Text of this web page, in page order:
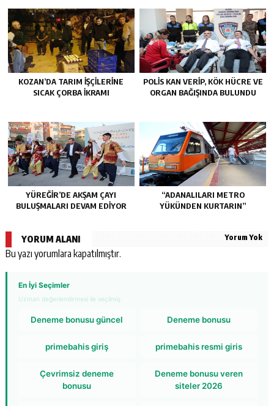
KOZAN’DA TARIM IŞÇILERINE
SICAK ÇORBA IKRAMI
POLİS KAN VERİP, KÖK HÜCRE VE
ORGAN BAĞIŞINDA BULUNDU
YÜREĞİR’DE AKŞAM ÇAYI
BULUŞMALARI DEVAM EDİYOR
“ADANALILARI METRO
YÜKÜNDEN KURTARIN”
YORUM ALANI Yorum Yok
Bu yazı yorumlara kapatılmıştır.
En İyi Seçimler
Uzman değerlendirmesi ile seçilmiş
Deneme bonusu güncel Deneme bonusu
primebahis giriş primebahis resmi giris
Çevrimsiz deneme
bonusu
Deneme bonusu veren
siteler 2026